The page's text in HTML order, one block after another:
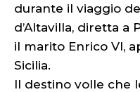
durante il viaggio
d’Altavilla, diretta
il marito Enrico VI,
Sicilia.
Il destino volle che